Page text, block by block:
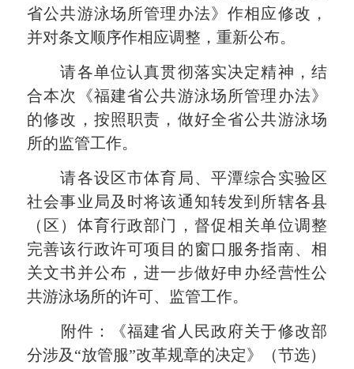
省公共游泳场所管理办法》作相应修改，
并对条文顺序作相应调整，重新公布。
请各单位认真贯彻落实决定精神，结
合本次《福建省公共游泳场所管理办法》
的修改，按照职责，做好全省公共游泳场
所的监管工作。
请各设区市体育局、平潭综合实验区
社会事业局及时将该通知转发到所辖各县
（区）体育行政部门，督促相关单位调整
完善该行政许可项目的窗口服务指南、相
关文书并公布，进一步做好申办经营性公
共游泳场所的许可、监管工作。
附件：《福建省人民政府关于修改部
分涉及“放管服”改革规章的决定》（节选）